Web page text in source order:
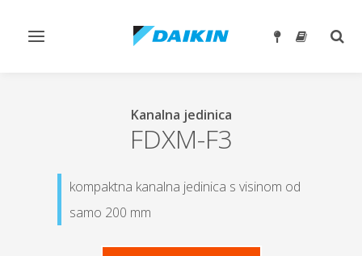
Toggle
Kanalna jedinica
FDXM-F3
kompaktna kanalna jedinica s visinom od
samo 200 mm